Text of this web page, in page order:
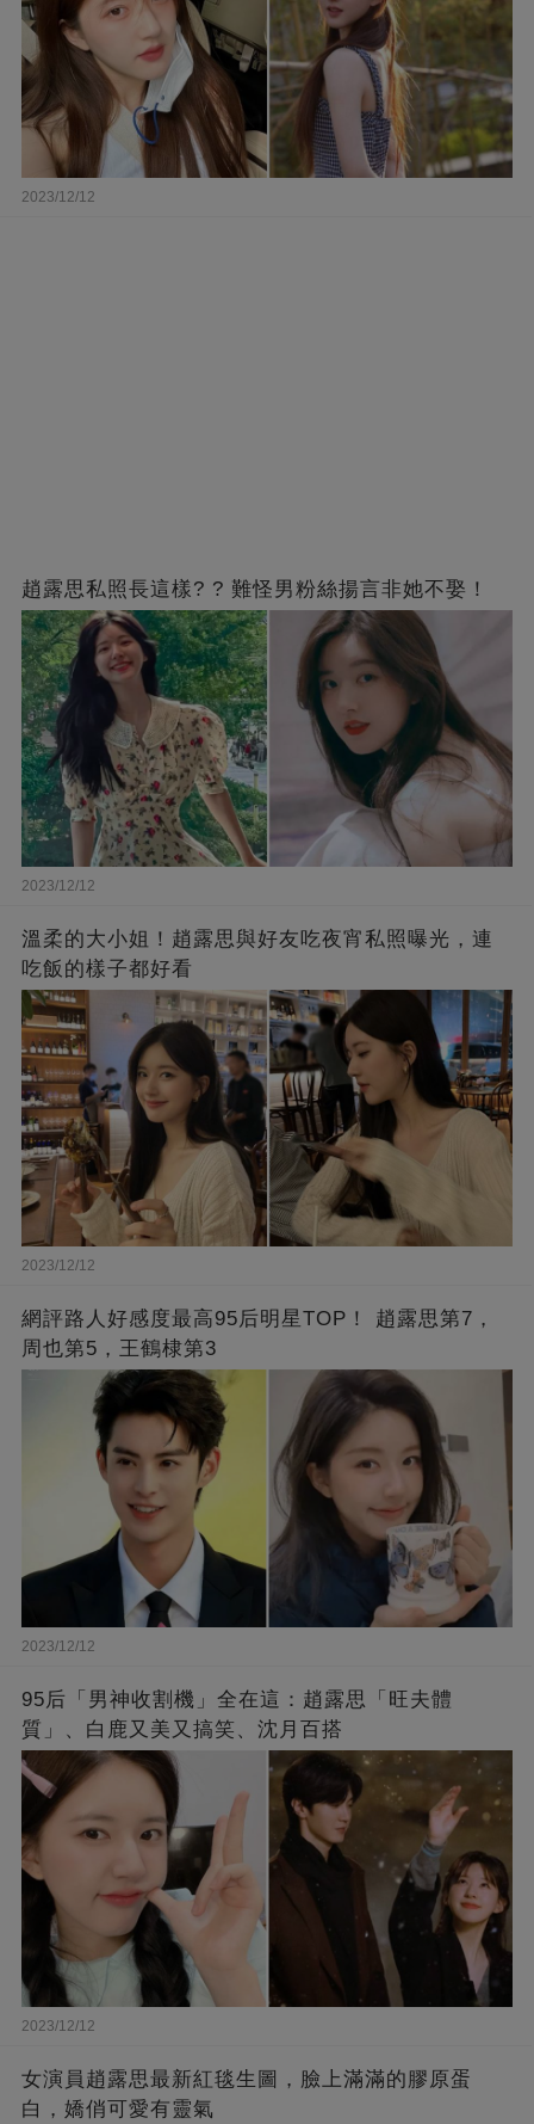
2023/12/12
趙露思私照長這樣? ? 難怪男粉絲揚言非她不娶！
2023/12/12
溫柔的大小姐！趙露思與好友吃夜宵私照曝光，連
吃飯的樣子都好看
2023/12/12
網評路人好感度最高95后明星TOP！ 趙露思第7，
周也第5，王鶴棣第3
2023/12/12
95后「男神收割機」全在這：趙露思「旺夫體
質」、白鹿又美又搞笑、沈月百搭
2023/12/12
女演員趙露思最新紅毯生圖，臉上滿滿的膠原蛋
白，嬌俏可愛有靈氣